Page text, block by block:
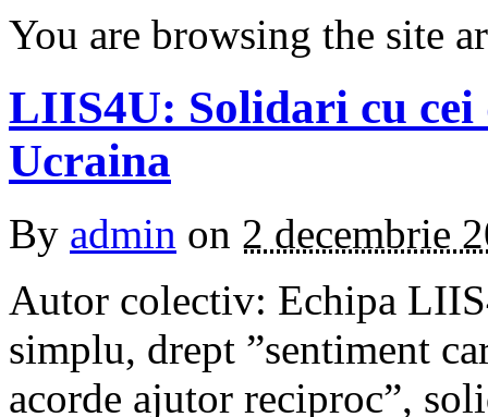
You are browsing the site
LIIS4U: Solidari cu cei
Ucraina
By admin on 2 decembrie
Autor colectiv: Echipa
simplu, drept ”sentiment
acorde ajutor reciproc”,